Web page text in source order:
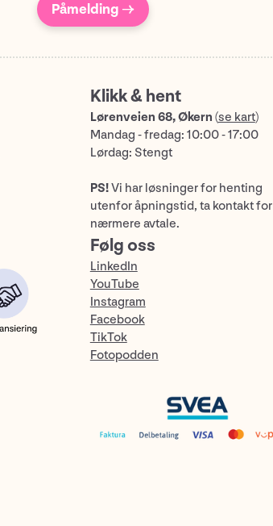
Påmelding →
Klikk & hent
Lørenveien 68, Økern (se kart)
Mandag - fredag: 10:00 - 17:00
Lørdag: Stengt
PS!Vi har løsninger for henting
utenfor åpningstid, ta kontakt for
nærmere avtale.
Følg oss
LinkedIn
YouTube
Instagram
Facebook
TikTok
Fotopodden